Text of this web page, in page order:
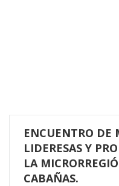
ENCUENTRO DE
LIDERESAS Y
LA
CABAÑAS.